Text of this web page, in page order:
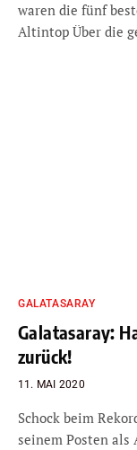
waren die fünf
Altintop Über die
GALATASARAY
Galatasaray:
zurück!
11. MAI 2020
Schock beim
seinem Posten